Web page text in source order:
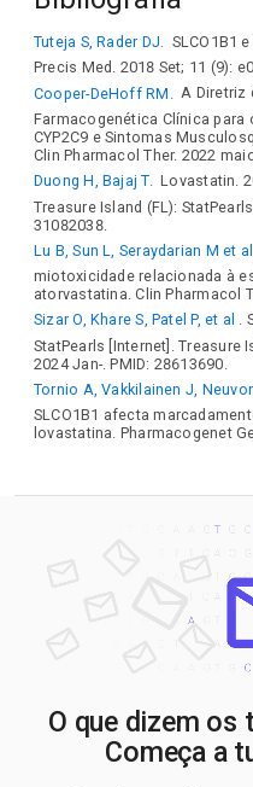
Tuteja S, Rader DJ. SLCO1B1
Precis Med. 2018 Set; 11 (9):
Cooper-DeHoff RM.
A Diretriz
Farmacogenética Clínica para
CYP2C9 e Sintomas
Clin Pharmacol Ther. 2022
Duong H, Bajaj T. Lovastatin.
Treasure Island (FL):
31082038.
Lu B, Sun L, Seraydarian M et al
miotoxicidade relacionada à
atorvastatina. Clin Pharmacol
Sizar O, Khare S, Patel P, et al .
StatPearls [Internet]. Treasure
2024 Jan-. PMID: 28613690.
Tornio A, Vakkilainen J,
SLCO1B1 afecta
lovastatina. Pharmacogenet
O que dizem os
Começa a